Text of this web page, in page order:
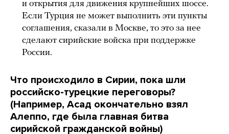
и открытия для движения крупнейших шоссе.
Если Турция не может выполнить эти пункты
соглашения, сказали в Москве, то это за нее
сделают сирийские войска при поддержке
России.
Что происходило в Сирии, пока шли
российско-турецкие переговоры?
(Например, Асад окончательно взял
Алеппо, где была главная битва
сирийской гражданской войны)